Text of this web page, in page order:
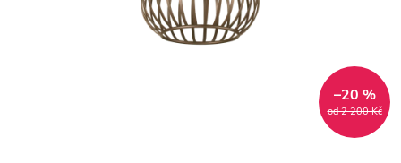
od 2 200 Kč
–20 %